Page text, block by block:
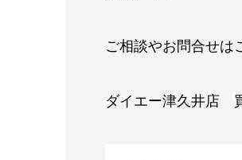
ご相談やお問合せは
ダイエー津久井店